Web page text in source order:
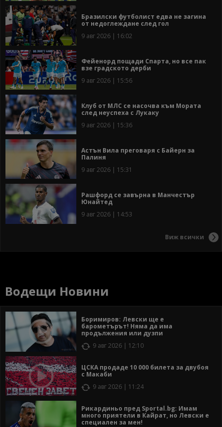
Бразилски футболист едва не загина
от недоглеждане след гол
9 авг 2026 | 16:02
Фейенорд пощади Спарта, но все пак
взе градското дерби
9 авг 2026 | 15:56
Клуб от МЛС се насочва към Мората
след неуспеха с Лукаку
9 авг 2026 | 15:36
Астън Вила преговаря с Байерн за
Палиня
9 авг 2026 | 15:31
Рашфорд се завърна в Манчестър
Юнайтед
9 авг 2026 | 14:53
Виж всички
Водещи Новини
Боримиров: Левски ще е
барометърът! Няма да има
продължения или дузпи
9 авг 2026 | 12:10
ЦСКА продаде 10 000 билета за двубоя
с Макаби
9 авг 2026 | 11:24
Рикардиньо пред Sportal.bg: Имам
много приятели в Кайрат, но Левски е
специален за мен!